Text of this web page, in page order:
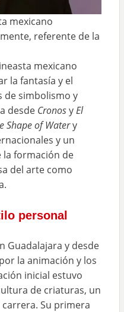
mexicano
referente de la
mexicano
la fantasía y el
de simbolismo y
desde CronosyEl
Shape of Watery
y un
la formación de
del arte como
personal
Guadalajara y desde
la animación y los
inicial estuvo
de criaturas, un
Su primera